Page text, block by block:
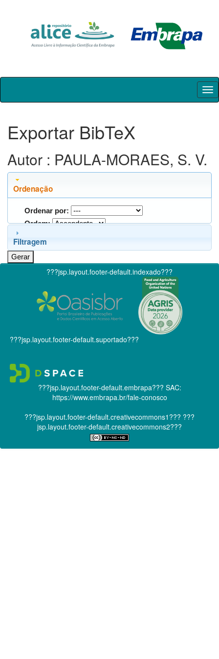
Skip
Exportar BibTeX
Autor : PAULA-MORAES, S. V.
Ordenação
Ordenar por:
Ordem:
Filtragem
???jsp.layout.footer-default.indexado???
???jsp.layout.footer-default.suportado???
???jsp.layout.footer-default.embrapa??? SAC:
https://www.embrapa.br/fale-conosco
???jsp.layout.footer-default.creativecommons1??? ???
jsp.layout.footer-default.creativecommons2???